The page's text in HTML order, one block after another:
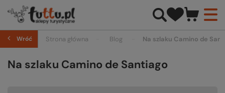
Wróć Strona główna Blog Na szlaku Camino de
Na szlaku Camino de Santiago